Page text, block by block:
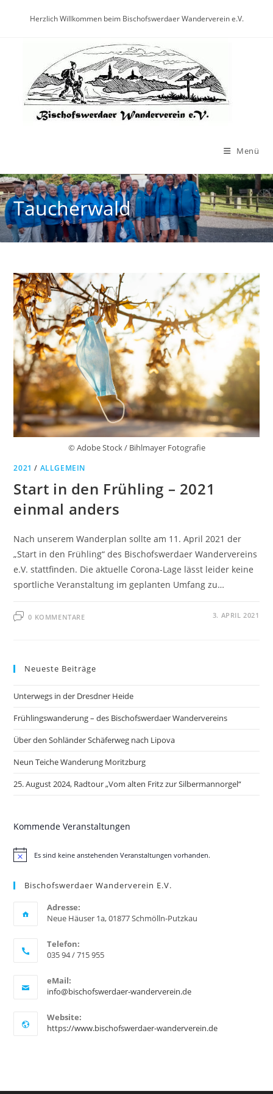
Herzlich Willkommen beim Bischofswerdaer Wanderverein e.V.
Menü
Taucherwald
© Adobe Stock / Bihlmayer Fotografie
2021 / ALLGEMEIN
Start in den Frühling – 2021
einmal anders
Nach unserem Wanderplan sollte am 11. April 2021 der
„Start in den Frühling“ des Bischofswerdaer Wandervereins
e.V. stattfinden. Die aktuelle Corona-Lage lässt leider keine
sportliche Veranstaltung im geplanten Umfang zu…
0 KOMMENTARE 3. APRIL 2021
Neueste Beiträge
Unterwegs in der Dresdner Heide
Frühlingswanderung – des Bischofswerdaer Wandervereins
Über den Sohländer Schäferweg nach Lipova
Neun Teiche Wanderung Moritzburg
25. August 2024, Radtour „Vom alten Fritz zur Silbermannorgel“
Kommende Veranstaltungen
H
Es sind keine anstehenden Veranstaltungen vorhanden.
Bischofswerdaer Wanderverein E.V.
Adresse:
Neue Häuser 1a, 01877 Schmölln-Putzkau
Telefon:
035 94 / 715 955
eMail:
info@bischofswerdaer-wanderverein.de
Website:
https://www.bischofswerdaer-wanderverein.de